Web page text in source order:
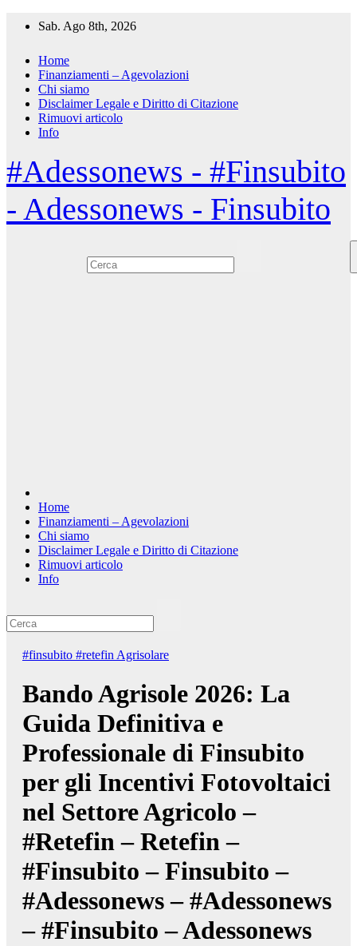
Sab. Ago 8th, 2026
Home
Finanziamenti – Agevolazioni
Chi siamo
Disclaimer Legale e Diritto di Citazione
Rimuovi articolo
Info
#Adessonews - #Finsubito
- Adessonews - Finsubito
Home
Finanziamenti – Agevolazioni
Chi siamo
Disclaimer Legale e Diritto di Citazione
Rimuovi articolo
Info
#finsubito #retefin Agrisolare
Bando Agrisole 2026: La
Guida Definitiva e
Professionale di Finsubito
per gli Incentivi Fotovoltaici
nel Settore Agricolo –
#Retefin – Retefin –
#Finsubito – Finsubito –
#Adessonews – #Adessonews
– #Finsubito – Adessonews